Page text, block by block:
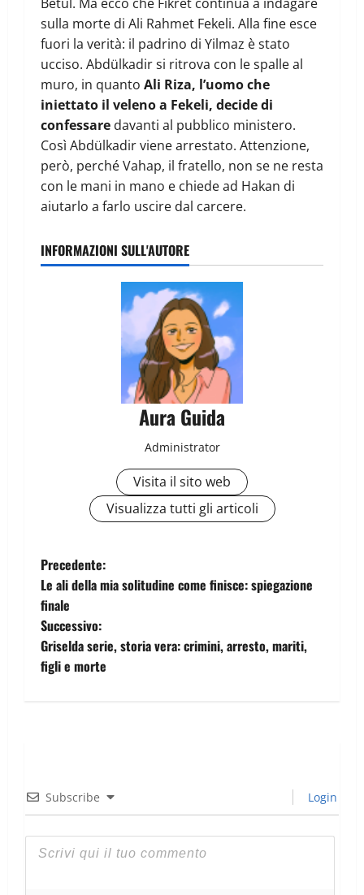
sulla morte di Ali Rahmet Fekeli. Alla fine esce
fuori la verità: il padrino di Yilmaz è stato
ucciso. Abdülkadir si ritrova con le spalle al
muro, in quanto Ali Riza, l’uomo che
iniettato il veleno a Fekeli, decide di
confessare davanti al pubblico ministero.
Così Abdülkadir viene arrestato. Attenzione,
però, perché Vahap, il fratello, non se ne resta
con le mani in mano e chiede ad Hakan di
aiutarlo a farlo uscire dal carcere.
INFORMAZIONI SULL'AUTORE
Aura Guida
Administrator
Visita il sito web
Visualizza tutti gli articoli
Precedente:
Le ali della mia solitudine come finisce: spiegazione
finale
Successivo:
Griselda serie, storia vera: crimini, arresto, mariti,
figli e morte
Subscribe Login